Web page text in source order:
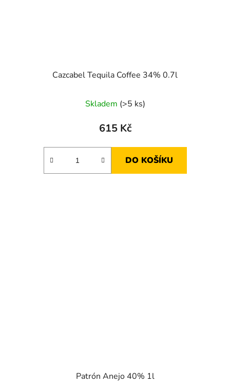
Cazcabel Tequila Coffee 34% 0.7l
Skladem (>5 ks)
615 Kč
DO KOŠÍKU
Patrón Anejo 40% 1l